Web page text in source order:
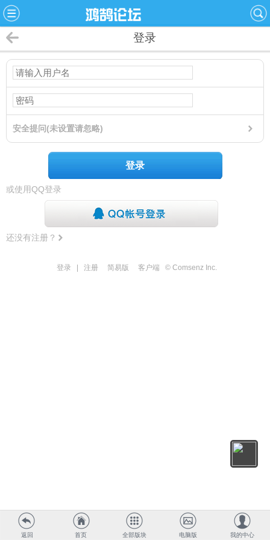
登录
安全提问(未设置请忽略)
登录
或使用QQ登录
还没有注册？
登录 注册 简易版 客户端 © Comsenz Inc.
返回 首页 全部版块 电脑版 我的中心